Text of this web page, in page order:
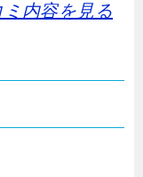
内容を見る